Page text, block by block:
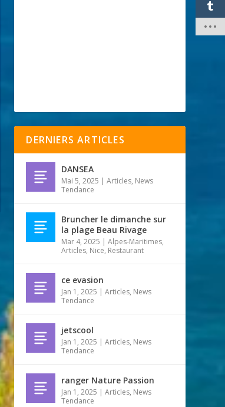
DERNIERS ARTICLES
DANSEA
Mai 5, 2025 |Articles, News
Tendance
Bruncher le dimanche sur
la plage Beau Rivage
Mar 4, 2025 |Alpes-Maritimes,
Articles, Nice, Restaurant
ce evasion
Jan 1, 2025 |Articles, News
Tendance
jetscool
Jan 1, 2025 |Articles, News
Tendance
ranger Nature Passion
Jan 1, 2025 |Articles, News
Tendance